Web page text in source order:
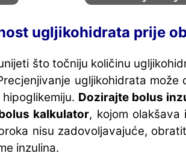
ugljikohidrata prije
što točniju količinu
ugljikohidrata
Dozirajte bolus
kalkulator, kojom
nisu zadovoljavajuće,
inzulina.